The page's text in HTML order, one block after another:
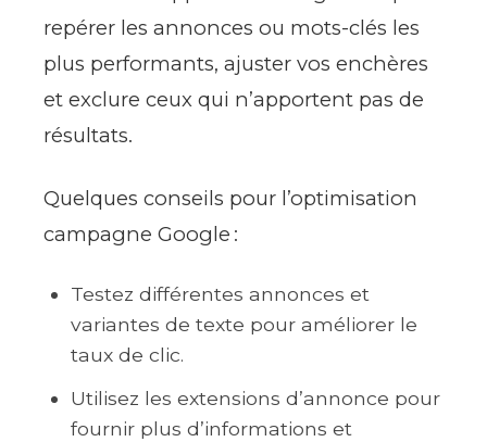
repérer les annonces ou mots-clés les
plus performants, ajuster vos enchères
et exclure ceux qui n’apportent pas de
résultats.
Quelques conseils pour l’optimisation
campagne Google :
Testez différentes annonces et
variantes de texte pour améliorer le
taux de clic.
Utilisez les extensions d’annonce pour
fournir plus d’informations et